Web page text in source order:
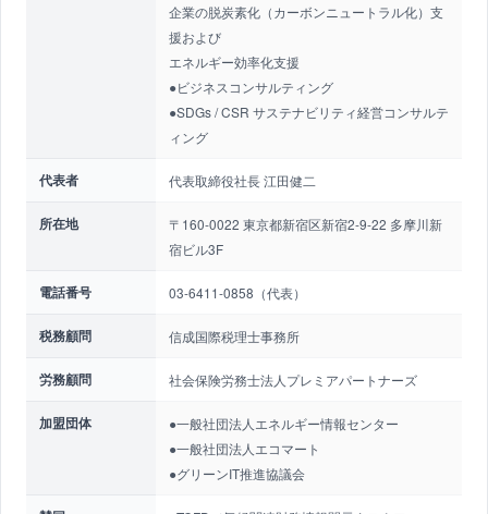
企業の脱炭素化（カーボンニュートラル化）支
援および
エネルギー効率化支援
●ビジネスコンサルティング
●SDGs / CSR サステナビリティ経営コンサルテ
ィング
代表者 代表取締役社長 江田健二
所在地
〒160-0022 東京都新宿区新宿2-9-22 多摩川新
宿ビル3F
電話番号 03-6411-0858（代表）
税務顧問 信成国際税理士事務所
労務顧問 社会保険労務士法人プレミアパートナーズ
加盟団体
●一般社団法人エネルギー情報センター
●一般社団法人エコマート
●グリーンIT推進協議会